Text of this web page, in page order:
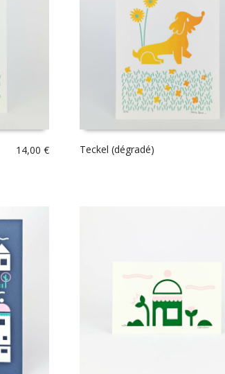
14,00 € Teckel (dégradé)